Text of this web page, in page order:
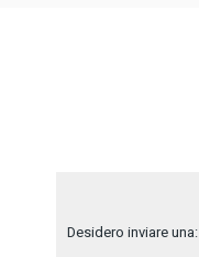
Desidero inviare una: